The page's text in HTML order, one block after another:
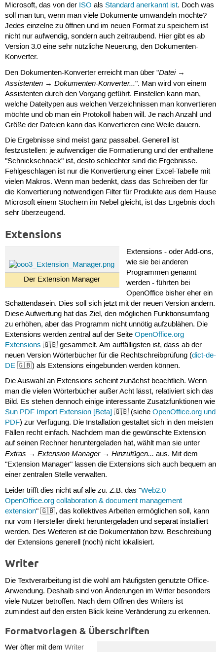
Microsoft, das von der ISO als Standard anerkannt ist. Doch was
soll man tun, wenn man viele Dokumente umwandeln möchte?
Jedes einzelne zu öffnen und im neuen Format zu speichern ist
nicht nur aufwendig, sondern auch zeitraubend. Hier gibt es ab
Version 3.0 eine sehr nützliche Neuerung, den Dokumenten-
Konverter.
Den Dokumenten-Konverter erreicht man über "Datei→
Assistenten→ Dokumenten-Konverter...". Man wird von einem
Assistenten durch den Vorgang geführt. Einstellen kann man,
welche Dateitypen aus welchen Verzeichnissen man konvertieren
möchte und ob man ein Protokoll haben will. Je nach Anzahl und
Größe der Dateien kann das Konvertieren eine Weile dauern.
Die Ergebnisse sind meist ganz passabel. Generell ist
festzustellen: je aufwendiger die Formatierung und der enthaltene
"Schnickschnack" ist, desto schlechter sind die Ergebnisse.
Fehlgeschlagen ist nur die Konvertierung einer Excel-Tabelle mit
vielen Makros. Wenn man bedenkt, dass das Schreiben der für
die Konvertierung notwendigen Filter für Produkte aus dem Hause
Microsoft einem Stochern im Nebel gleicht, ist das Ergebnis doch
sehr überzeugend.
Extensions
Der Extension Manager
Extensions - oder Add-ons,
wie sie bei anderen
Programmen genannt
werden - führten bei
OpenOffice bisher eher ein
Schattendasein. Dies soll sich jetzt mit der neuen Version ändern.
Diese Aufwertung hat das Ziel, den möglichen Funktionsumfang
zu erhöhen, aber das Programm nicht unnötig aufzublähen. Die
Extensions werden zentral auf der Seite OpenOffice.org
Extensions 🇬🇧 gesammelt. Am auffälligsten ist, dass ab der
neuen Version Wörterbücher für die Rechtschreibprüfung (dict-de-
DE🇬🇧) als Extensions eingebunden werden können.
Die Auswahl an Extensions scheint zunächst beachtlich. Wenn
man die vielen Wörterbücher außer Acht lässt, relativiert sich das
Bild. Es stehen dennoch einige interessante Zusatzfunktionen wie
Sun PDF Import Extension [Beta] 🇬🇧 (siehe OpenOffice.org und
PDF) zur Verfügung. Die Installation gestaltet sich in den meisten
Fällen recht einfach. Nachdem man die gewünschte Extension
auf seinen Rechner heruntergeladen hat, wählt man sie unter
Extras → Extension Manager→ Hinzufügen... aus. Mit dem
"Extension Manager" lassen die Extensions sich auch bequem an
einer zentralen Stelle verwalten.
Leider trifft dies nicht auf alle zu. Z.B. das "Web2.0
OpenOffice.org collaboration & document management
extension" 🇬🇧, das kollektives Arbeiten ermöglichen soll, kann
nur vom Hersteller direkt heruntergeladen und separat installiert
werden. Des Weiteren ist die Dokumentation bzw. Beschreibung
der Extensions generell (noch) nicht lokalisiert.
Writer
Die Textverarbeitung ist die wohl am häufigsten genutzte Office-
Anwendung. Deshalb sind von Änderungen im Writer besonders
viele Nutzer betroffen. Nach dem Öffnen des Writers ist
zumindest auf den ersten Blick keine Veränderung zu erkennen.
Formatvorlagen & Überschriften
Wer öfter mit dem Writer